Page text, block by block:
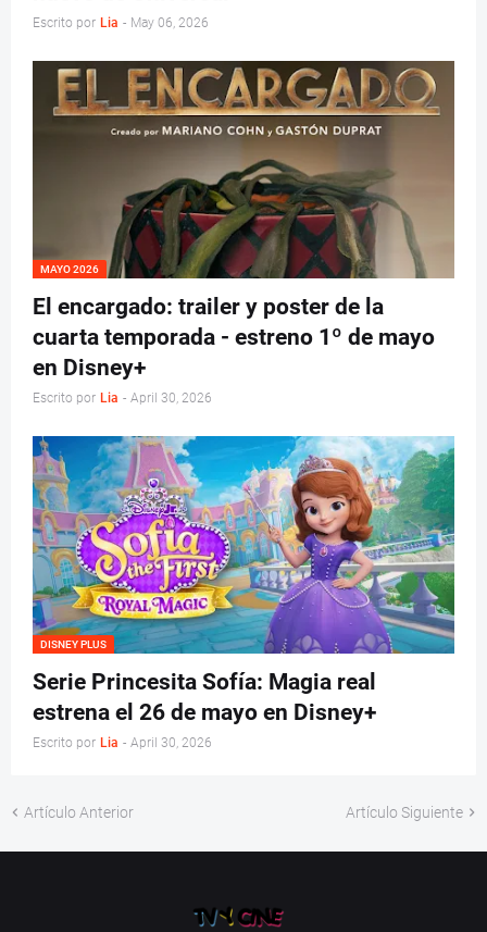
Escrito por Lia - May 06, 2026
MAYO 2026
El encargado: trailer y poster de la
cuarta temporada - estreno 1º de mayo
en Disney+
Escrito por Lia - April 30, 2026
DISNEY PLUS
Serie Princesita Sofía: Magia real
estrena el 26 de mayo en Disney+
Escrito por Lia - April 30, 2026
Artículo Anterior Artículo Siguiente